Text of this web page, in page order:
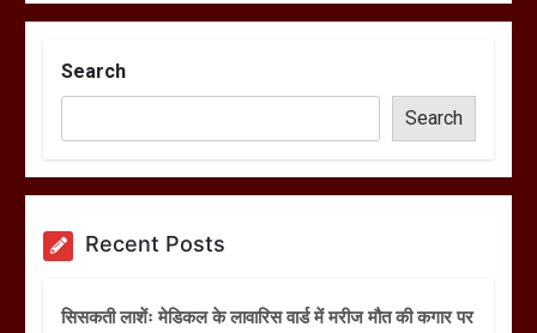
Search
Search
Recent Posts
सिसकती लाशेंः मेडिकल के लावारिस वार्ड में मरीज मौत की कगार पर